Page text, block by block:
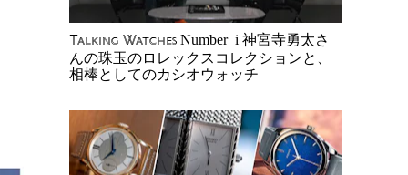
Talking Watches Number_i 神宮寺勇太さ
んの珠玉のロレックスコレクションと、
相棒としてのカシオウォッチ